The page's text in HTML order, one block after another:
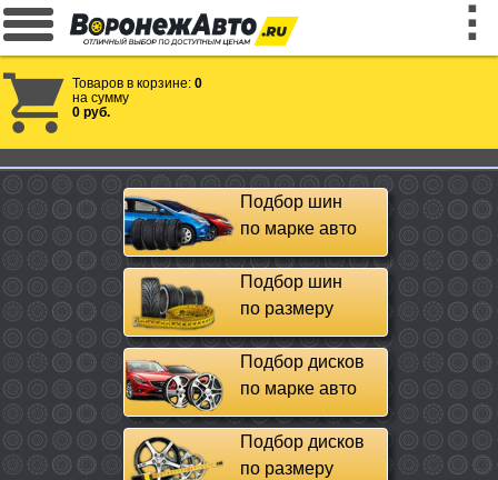
Товаров в корзине: 0
на сумму
0 руб.
Подбор шин
по марке авто
Подбор шин
по размеру
Подбор дисков
по марке авто
Подбор дисков
по размеру